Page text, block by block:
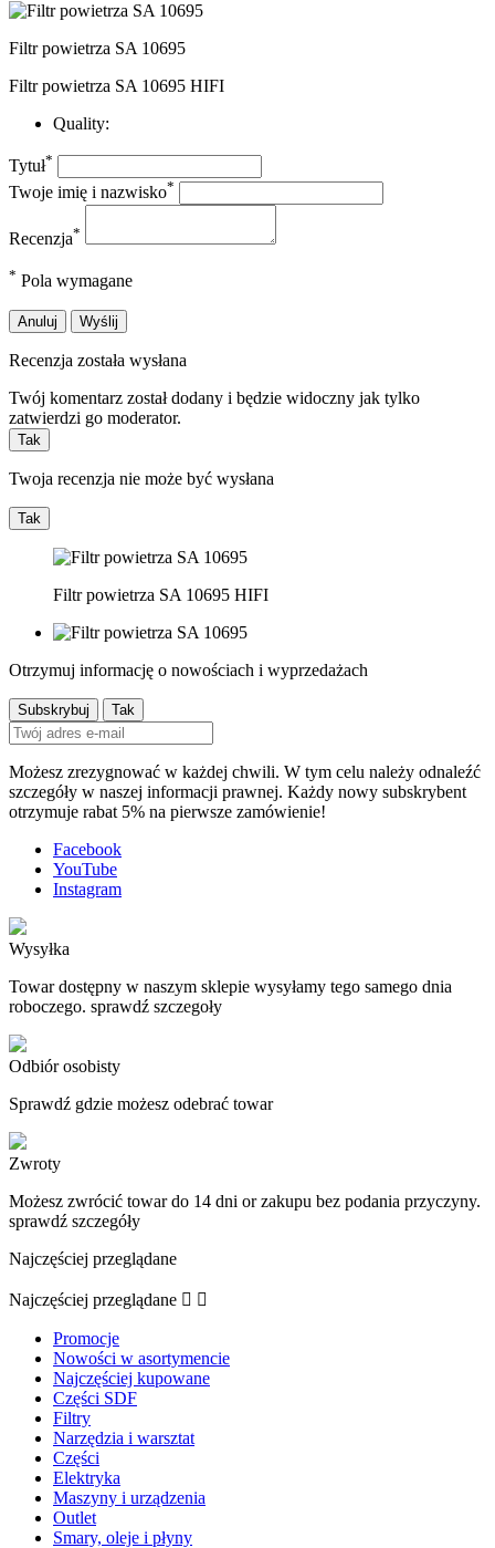
Filtr powietrza SA 10695
Filtr powietrza SA 10695 HIFI
Quality:
Tytuł*
Twoje imię i nazwisko*
Recenzja*
* Pola wymagane
Anuluj Wyślij
Recenzja została wysłana
Twój komentarz został dodany i będzie widoczny jak tylko
zatwierdzi go moderator.
Tak
Twoja recenzja nie może być wysłana
Tak
Filtr powietrza SA 10695 HIFI
Otrzymuj informację o nowościach i wyprzedażach
Możesz zrezygnować w każdej chwili. W tym celu należy odnaleźć
szczegóły w naszej informacji prawnej. Każdy nowy subskrybent
otrzymuje rabat 5% na pierwsze zamówienie!
Facebook
YouTube
Instagram
Wysyłka
Towar dostępny w naszym sklepie wysyłamy tego samego dnia
roboczego. sprawdź szczegoły
Odbiór osobisty
Sprawdź gdzie możesz odebrać towar
Zwroty
Możesz zwrócić towar do 14 dni or zakupu bez podania przyczyny.
sprawdź szczegóły
Najczęściej przeglądane
Najczęściej przeglądane  
Promocje
Nowości w asortymencie
Najczęściej kupowane
Części SDF
Filtry
Narzędzia i warsztat
Części
Elektryka
Maszyny i urządzenia
Outlet
Smary, oleje i płyny